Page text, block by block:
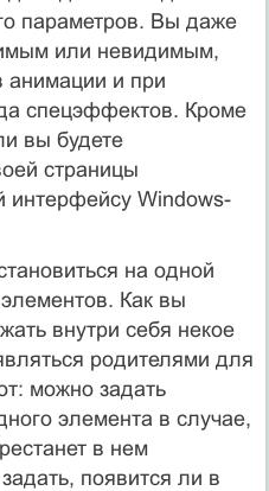
параметров. Вы даже
или невидимым,
анимации и при
спецэффектов. Кроме
вы будете
страницы
интерфейсу Windows-
на одной
Как вы
внутри себя некое
родителями для
можно задать
элемента в случае,
в нем
появится ли в